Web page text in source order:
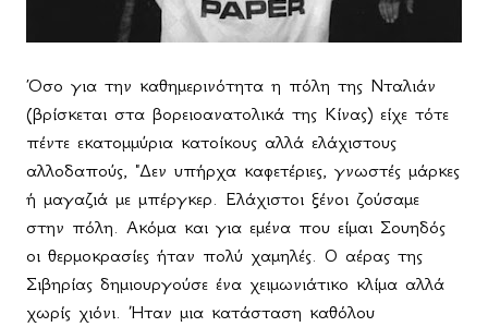
Όσο για την καθημερινότητα η πόλη της Νταλιάν
(βρίσκεται στα βορειοανατολικά της Κίνας) είχε τότε
πέντε εκατομμύρια κατοίκους αλλά ελάχιστους
αλλοδαπούς, "Δεν υπήρχα καφετέριες, γνωστές μάρκες
ή μαγαζιά με μπέργκερ. Ελάχιστοι ξένοι ζούσαμε
στην πόλη. Ακόμα και για εμένα που είμαι Σουηδός
οι θερμοκρασίες ήταν πολύ χαμηλές. Ο αέρας της
Σιβηρίας δημιουργούσε ένα χειμωνιάτικο κλίμα αλλά
χωρίς χιόνι. Ήταν μια κατάσταση καθόλου